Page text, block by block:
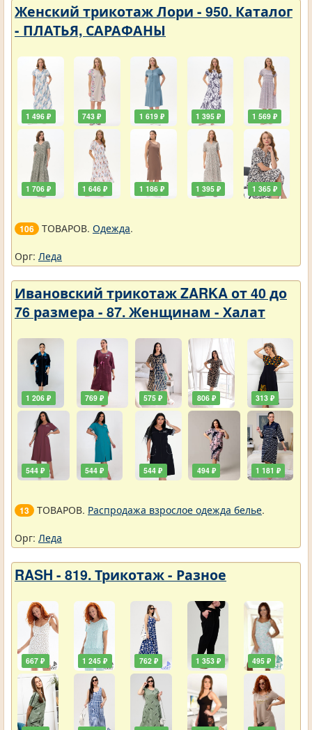
Женский трикотаж Лори - 950. Каталог
- ПЛАТЬЯ, САРАФАНЫ
1 496 ₽
1 706 ₽
743 ₽
1 646 ₽
1 619 ₽
1 186 ₽
1 395 ₽
1 395 ₽
1 569 ₽
1 365 ₽
106 ТОВАРОВ. Одежда.
Орг: Леда
Ивановский трикотаж ZARKA от 40 до
76 размера - 87. Женщинам - Халат
1 206 ₽
544 ₽
769 ₽
544 ₽
575 ₽
544 ₽
806 ₽
494 ₽
313 ₽
1 181 ₽
13 ТОВАРОВ. Распродажа взрослое одежда белье.
Орг: Леда
RASH - 819. Трикотаж - Разное
667 ₽ 1 245 ₽ 762 ₽ 1 353 ₽ 495 ₽